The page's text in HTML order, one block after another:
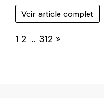
Voir article complet
Page:
1 2 … 312 Next
»